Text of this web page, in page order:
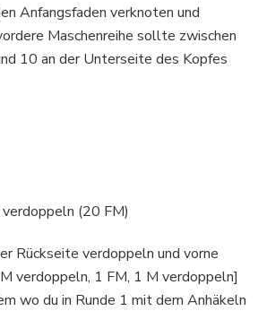
Anfangsfaden verknoten und
Maschenreihe sollte zwischen
10 an der Unterseite des Kopfes
(20 FM)
Rückseite verdoppeln und vorne
verdoppeln, 1 FM, 1 M verdoppeln]
wo du in Runde 1 mit dem Anhäkeln